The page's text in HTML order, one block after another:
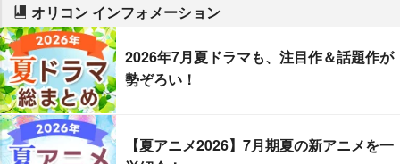
オリコン インフォメーション
2026年7月夏ドラマも、注目作＆話題作が
勢ぞろい！
【夏アニメ2026】7月期夏の新アニメを一